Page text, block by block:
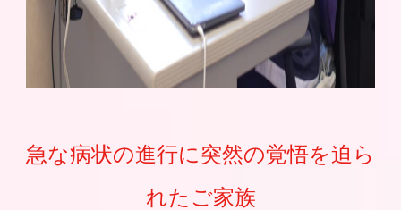
急な病状の進行に突然の覚悟を迫ら
れたご家族